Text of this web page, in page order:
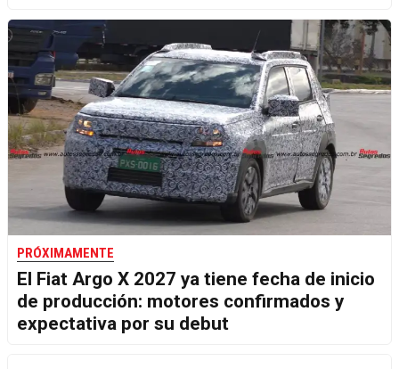
PRÓXIMAMENTE
El Fiat Argo X 2027 ya tiene fecha de inicio
de producción: motores confirmados y
expectativa por su debut